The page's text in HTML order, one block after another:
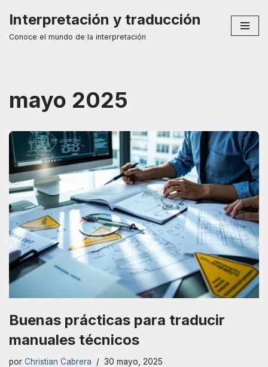
Saltar
Interpretación y traducción
Conoce el mundo de la interpretación
mayo 2025
Buenas prácticas para traducir
manuales técnicos
por Christian Cabrera 30 mayo, 2025